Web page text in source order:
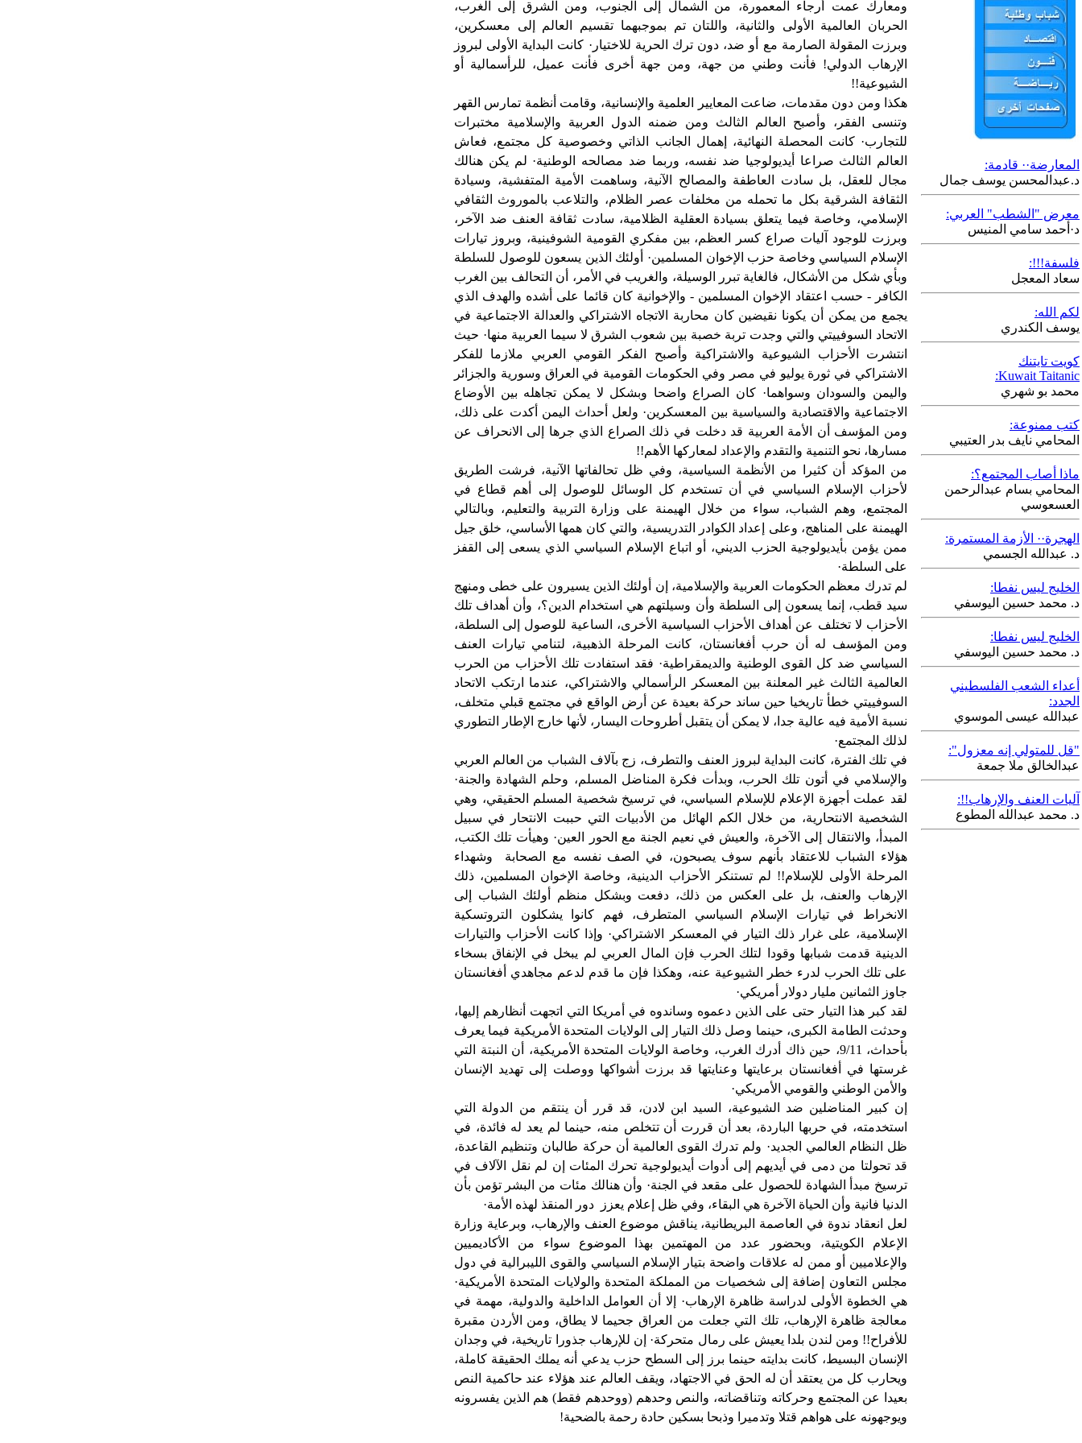
ومعارك عمت أرجاء المعمورة، من الشمال إلى الجنوب، ومن الشرق إلى الغرب،
الحربان العالمية الأولى والثانية، واللتان تم بموجبهما تقسيم العالم إلى معسكرين،
وبرزت المقولة الصارمة مع أو ضد، دون ترك الحرية للاختيار· كانت البداية الأولى لبروز
الإرهاب الدولي! فأنت وطني من جهة، ومن جهة أخرى فأنت عميل، للرأسمالية أو
الشيوعية!!
هكذا ومن دون مقدمات، ضاعت المعايير العلمية والإنسانية، وقامت أنظمة تمارس القهر
وتنسى الفقر، وأصبح العالم الثالث ومن ضمنه الدول العربية والإسلامية مختبرات
للتجارب· كانت المحصلة النهائية، إهمال الجانب الذاتي وخصوصية كل مجتمع، فعاش
العالم الثالث صراعا أيديولوجيا ضد نفسه، وربما ضد مصالحه الوطنية· لم يكن هنالك
مجال للعقل، بل سادت العاطفة والمصالح الآنية، وساهمت الأمية المتفشية، وسيادة
الثقافة الشرقية بكل ما تحمله من مخلفات عصر الظلام، والتلاعب بالموروث الثقافي
الإسلامي، وخاصة فيما يتعلق بسيادة العقلية الظلامية، سادت ثقافة العنف ضد الآخر،
وبرزت للوجود آليات صراع كسر العظم، بين مفكري القومية الشوفينية، وبروز تيارات
الإسلام السياسي وخاصة حزب الإخوان المسلمين· أولئك الذين يسعون للوصول للسلطة
وبأي شكل من الأشكال، فالغاية تبرر الوسيلة، والغريب في الأمر، أن التحالف بين الغرب
الكافر - حسب اعتقاد الإخوان المسلمين - والإخوانية كان قائما على أشده والهدف الذي
يجمع من يمكن أن يكونا نقيضين كان محاربة الاتجاه الاشتراكي والعدالة الاجتماعية في
الاتحاد السوفييتي والتي وجدت تربة خصبة بين شعوب الشرق لا سيما العربية منها· حيث
انتشرت الأحزاب الشيوعية والاشتراكية وأصبح الفكر القومي العربي ملازما للفكر
الاشتراكي في ثورة يوليو في مصر وفي الحكومات القومية في العراق وسورية والجزائر
واليمن والسودان وسواهما· كان الصراع واضحا وبشكل لا يمكن تجاهله بين الأوضاع
الاجتماعية والاقتصادية والسياسية بين المعسكرين· ولعل أحداث اليمن أكدت على ذلك،
ومن المؤسف أن الأمة العربية قد دخلت في ذلك الصراع الذي جرها إلى الانحراف عن
مسارها، نحو التنمية والتقدم والإعداد لمعاركها الأهم!!
من المؤكد أن كثيرا من الأنظمة السياسية، وفي ظل تحالفاتها الآنية، فرشت الطريق
لأحزاب الإسلام السياسي في أن تستخدم كل الوسائل للوصول إلى أهم قطاع في
المجتمع، وهم الشباب، سواء من خلال الهيمنة على وزارة التربية والتعليم، وبالتالي
الهيمنة على المناهج، وعلى إعداد الكوادر التدريسية، والتي كان همها الأساسي، خلق جيل
ممن يؤمن بأيديولوجية الحزب الديني، أو اتباع الإسلام السياسي الذي يسعى إلى القفز
على السلطة·
لم تدرك معظم الحكومات العربية والإسلامية، إن أولئك الذين يسيرون على خطى ومنهج
سيد قطب، إنما يسعون إلى السلطة وأن وسيلتهم هي استخدام الدين؟، وأن أهداف تلك
الأحزاب لا تختلف عن أهداف الأحزاب السياسية الأخرى، الساعية للوصول إلى السلطة،
ومن المؤسف له أن حرب أفغانستان، كانت المرحلة الذهبية، لتنامي تيارات العنف
السياسي ضد كل القوى الوطنية والديمقراطية· فقد استفادت تلك الأحزاب من الحرب
العالمية الثالث غير المعلنة بين المعسكر الرأسمالي والاشتراكي، عندما ارتكب الاتحاد
السوفييتي خطأ تاريخيا حين ساند حركة بعيدة عن أرض الواقع في مجتمع قبلي متخلف،
نسبة الأمية فيه عالية جدا، لا يمكن أن يتقبل أطروحات اليسار، لأنها خارج الإطار التطوري
لذلك المجتمع·
في تلك الفترة، كانت البداية لبروز العنف والتطرف، زج بآلاف الشباب من العالم العربي
والإسلامي في أتون تلك الحرب، وبدأت فكرة المناضل المسلم، وحلم الشهادة والجنة·
لقد عملت أجهزة الإعلام للإسلام السياسي، في ترسيخ شخصية المسلم الحقيقي، وهي
الشخصية الانتحارية، من خلال الكم الهائل من الأدبيات التي حببت الانتحار في سبيل
المبدأ، والانتقال إلى الآخرة، والعيش في نعيم الجنة مع الحور العين· وهيأت تلك الكتب،
هؤلاء الشباب للاعتقاد بأنهم سوف يصبحون، في الصف نفسه مع الصحابة
وشهداء
المرحلة الأولى للإسلام!! لم تستنكر الأحزاب الدينية، وخاصة الإخوان المسلمين، ذلك
الإرهاب والعنف، بل على العكس من ذلك، دفعت وبشكل منظم أولئك الشباب إلى
الانخراط في تيارات الإسلام السياسي المتطرف، فهم كانوا يشكلون التروتسكية
الإسلامية، على غرار ذلك التيار في المعسكر الاشتراكي· وإذا كانت الأحزاب والتيارات
الدينية قدمت شبابها وقودا لتلك الحرب فإن المال العربي لم يبخل في الإنفاق بسخاء
على تلك الحرب لدرء خطر الشيوعية عنه، وهكذا فإن ما قدم لدعم مجاهدي أفغانستان
جاوز الثمانين مليار دولار أمريكي·
لقد كبر هذا التيار حتى على الذين دعموه وساندوه في أمريكا التي اتجهت أنظارهم إليها،
وحدثت الطامة الكبرى، حينما وصل ذلك التيار إلى الولايات المتحدة الأمريكية فيما يعرف
بأحداث، 9/11، حين ذاك أدرك الغرب، وخاصة الولايات المتحدة الأمريكية، أن النبتة التي
غرستها في أفغانستان برعايتها وعنايتها قد برزت أشواكها ووصلت إلى تهديد الإنسان
والأمن الوطني والقومي الأمريكي·
إن كبير المناضلين ضد الشيوعية، السيد ابن لادن، قد قرر أن ينتقم من الدولة التي
استخدمته، في حربها الباردة، بعد أن قررت أن تتخلص منه، حينما لم يعد له فائدة، في
ظل النظام العالمي الجديد· ولم تدرك القوى العالمية أن حركة طالبان وتنظيم القاعدة،
قد تحولتا من دمى في أيديهم إلى أدوات أيديولوجية تحرك المئات إن لم نقل الآلاف في
ترسيخ مبدأ الشهادة للحصول على مقعد في الجنة· وأن هنالك مئات من البشر تؤمن بأن
الدنيا فانية وأن الحياة الآخرة هي البقاء، وفي ظل إعلام يعزز
دور المنقذ لهذه الأمة·
لعل انعقاد ندوة في العاصمة البريطانية، يناقش موضوع العنف والإرهاب، وبرعاية وزارة
الإعلام الكويتية، وبحضور عدد من المهتمين بهذا الموضوع سواء من الأكاديميين
والإعلاميين أو ممن له علاقات واضحة بتيار الإسلام السياسي والقوى الليبرالية في دول
مجلس التعاون إضافة إلى شخصيات من المملكة المتحدة والولايات المتحدة الأمريكية·
هي الخطوة الأولى لدراسة ظاهرة الإرهاب· إلا أن العوامل الداخلية والدولية، مهمة في
معالجة ظاهرة الإرهاب، تلك التي جعلت من العراق جحيما لا يطاق، ومن الأردن مقبرة
للأفراح!! ومن لندن بلدا يعيش على رمال متحركة· إن للإرهاب جذورا تاريخية، في وجدان
الإنسان البسيط، كانت بدايته حينما برز إلى السطح حزب يدعي أنه يملك الحقيقة كاملة،
ويحارب كل من يعتقد أن له الحق في الاجتهاد، ويقف العالم عند هؤلاء عند حاكمية النص
بعيدا عن المجتمع وحركاته وتناقضاته، والنص وحدهم (ووحدهم فقط) هم الذين يفسرونه
ويوجهونه على هواهم قتلا وتدميرا وذبحا بسكين حادة رحمة بالضحية!
المعارضة·· قادمة:
د.عبدالمحسن يوسف جمال
معرض "الشطب" العربي:
د·أحمد سامي المنيس
فلسفة!!!:
سعاد المعجل
لكم الله:
يوسف الكندري
كويت تايتنك
Kuwait Taitanic:
محمد بو شهري
كتب ممنوعة:
المحامي نايف بدر العتيبي
ماذا أصاب المجتمع؟:
المحامي بسام عبدالرحمن
العسعوسي
الهجرة·· الأزمة المستمرة:
د. عبدالله الجسمي
الخليج ليس نفطا:
د. محمد حسين اليوسفي
الخليج ليس نفطا:
د. محمد حسين اليوسفي
أعداء الشعب الفلسطيني
الجدد:
عبدالله عيسى الموسوي
"قل للمتولي إنه معزول":
عبدالخالق ملا جمعة
آليات العنف والإرهاب!!:
د. محمد عبدالله المطوع